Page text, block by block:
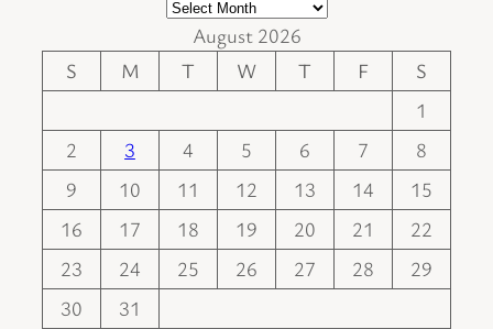
August 2026
S
M T W T F
S
1
2
3 4 5 6 7
8
9
10 11 12 13 14
15
16
17 18 19 20 21
22
23
24 25 26 27 28
29
30
31